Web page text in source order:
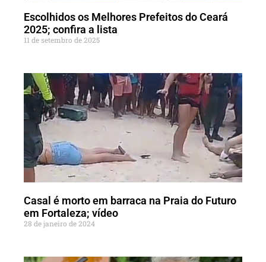
Escolhidos os Melhores Prefeitos do Ceará
2025; confira a lista
11 de setembro de 2025
Casal é morto em barraca na Praia do Futuro
em Fortaleza; vídeo
28 de janeiro de 2024